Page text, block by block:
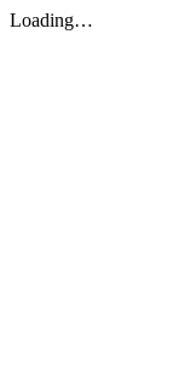
Loading…